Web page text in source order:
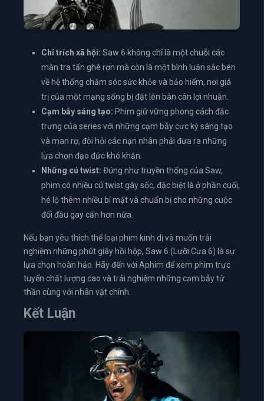
Chỉ trích xã hội: Saw 6 không chỉ là một chuỗi các
màn tra tấn ghê rợn mà còn là một bình luận sắc bén
về hệ thống chăm sóc sức khỏe và bảo hiểm, nơi giá
trị của một mạng sống bị đặt lên bàn cân lợi nhuận.
Cạm bẫy sáng tạo: Phim giữ vững phong cách đặc
trưng của series với những cạm bẫy cực kỳ sáng tạo
và man rợ, đòi hỏi các nạn nhân phải đưa ra những
lựa chọn đạo đức khó khăn.
Những cú twist: Đúng như truyền thống của Saw,
phim có nhiều cú twist gây sốc, đặc biệt là ở phần cuối,
hé lộ thêm nhiều bí mật và chuẩn bị cho những cuộc
đối đầu gay cấn hơn nữa.
Nếu bạn yêu thích thể loại phim kinh dị và muốn trải
nghiệm những phút giây hồi hộp, Saw 6 (Lưỡi Cưa 6) là sự
lựa chọn hoàn hảo. Hãy đến với Aphim để xem phim trực
tuyến chất lượng cao và trải nghiệm những cạm bẫy tử
thần cùng với nhân vật chính.
Kết Luận